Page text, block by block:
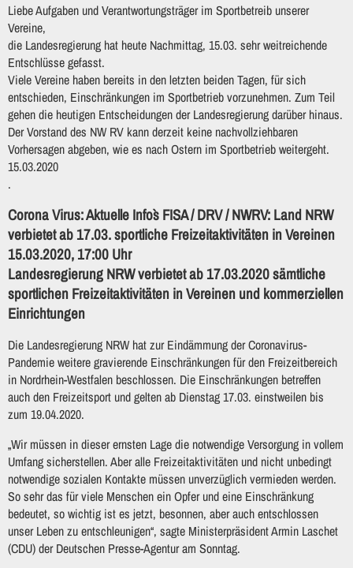
Liebe Aufgaben und Verantwortungsträger im Sportbetreib unserer
Vereine,
die Landesregierung hat heute Nachmittag, 15.03. sehr weitreichende
Entschlüsse gefasst.
Viele Vereine haben bereits in den letzten beiden Tagen, für sich
entschieden, Einschränkungen im Sportbetrieb vorzunehmen. Zum Teil
gehen die heutigen Entscheidungen der Landesregierung darüber hinaus.
Der Vorstand des NW RV kann derzeit keine nachvollziehbaren
Vorhersagen abgeben, wie es nach Ostern im Sportbetrieb weitergeht.
15.03.2020
.
Corona Virus: Aktuelle Info`s FISA / DRV / NWRV: Land NRW
verbietet ab 17.03. sportliche Freizeitaktivitäten in Vereinen
15.03.2020, 17:00 Uhr
Landesregierung NRW verbietet ab 17.03.2020 sämtliche
sportlichen Freizeitaktivitäten in Vereinen und kommerziellen
Einrichtungen
Die Landesregierung NRW hat zur Eindämmung der Coronavirus-
Pandemie weitere gravierende Einschränkungen für den Freizeitbereich
in Nordrhein-Westfalen beschlossen. Die Einschränkungen betreffen
auch den Freizeitsport und gelten ab Dienstag 17.03. einstweilen bis
zum 19.04.2020.
„Wir müssen in dieser ernsten Lage die notwendige Versorgung in vollem
Umfang sicherstellen. Aber alle Freizeitaktivitäten und nicht unbedingt
notwendige sozialen Kontakte müssen unverzüglich vermieden werden.
So sehr das für viele Menschen ein Opfer und eine Einschränkung
bedeutet, so wichtig ist es jetzt, besonnen, aber auch entschlossen
unser Leben zu entschleunigen“, sagte Ministerpräsident Armin Laschet
(CDU) der Deutschen Presse-Agentur am Sonntag.